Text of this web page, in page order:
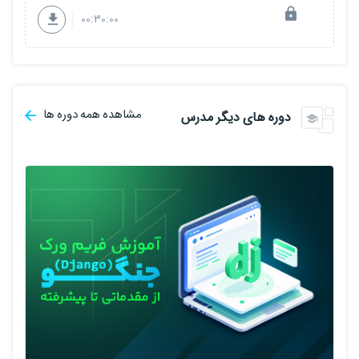
00:30:00
دوره های دیگر مدرس مشاهده همه دوره ها